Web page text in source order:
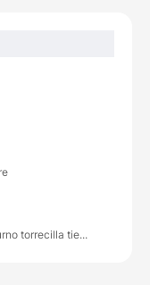
torrecilla tie...